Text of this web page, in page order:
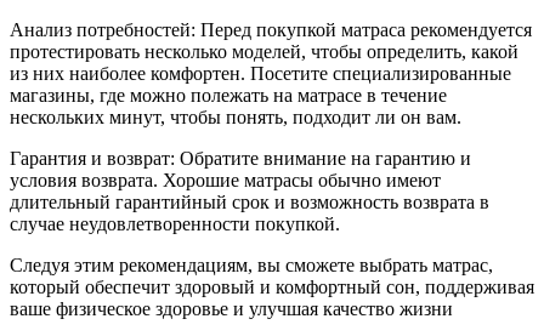
Анализ потребностей: Перед покупкой матраса рекомендуется
протестировать несколько моделей, чтобы определить, какой
из них наиболее комфортен. Посетите специализированные
магазины, где можно полежать на матрасе в течение
нескольких минут, чтобы понять, подходит ли он вам.
Гарантия и возврат: Обратите внимание на гарантию и
условия возврата. Хорошие матрасы обычно имеют
длительный гарантийный срок и возможность возврата в
случае неудовлетворенности покупкой.
Следуя этим рекомендациям, вы сможете выбрать матрас,
который обеспечит здоровый и комфортный сон, поддерживая
ваше физическое здоровье и улучшая качество жизни